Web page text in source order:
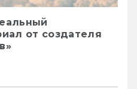
от создателя